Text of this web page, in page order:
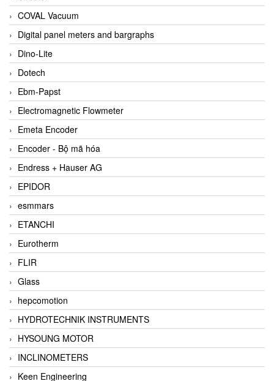
COVAL Vacuum
Digital panel meters and bargraphs
Dino-Lite
Dotech
Ebm-Papst
Electromagnetic Flowmeter
Emeta Encoder
Encoder - Bộ mã hóa
Endress + Hauser AG
EPIDOR
esmmars
ETANCHI
Eurotherm
FLIR
Glass
hepcomotion
HYDROTECHNIK INSTRUMENTS
HYSOUNG MOTOR
INCLINOMETERS
Keen Engineering